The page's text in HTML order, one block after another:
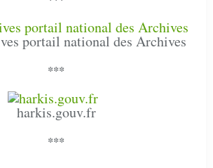
portail national des Archives
***
harkis.gouv.fr
***